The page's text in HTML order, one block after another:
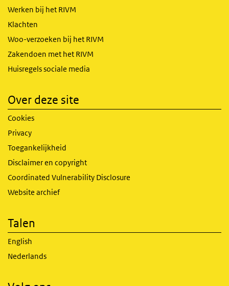
Werken bij het RIVM
Klachten
Woo-verzoeken bij het RIVM
Zakendoen met het RIVM
Huisregels sociale media
Over deze site
Cookies
Privacy
Toegankelijkheid
Disclaimer en copyright
Coordinated Vulnerability Disclosure
Website archief
Talen
English
Nederlands